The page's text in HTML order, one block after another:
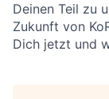
Deinen Teil zu
Zukunft von
Dich jetzt und